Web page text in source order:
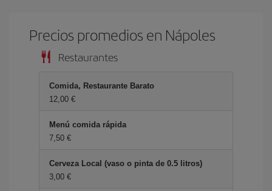
Precios promedios en Nápoles
Restaurantes
Comida, Restaurante Barato
12,00 €
Menú comida rápida
7,50 €
Cerveza Local (vaso o pinta de 0.5 litros)
3,00 €